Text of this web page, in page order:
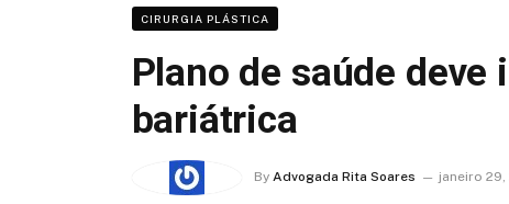
CIRURGIA PLÁSTICA
Plano de saúde
bariátrica
By Advogada Rita Soares janeiro 29,